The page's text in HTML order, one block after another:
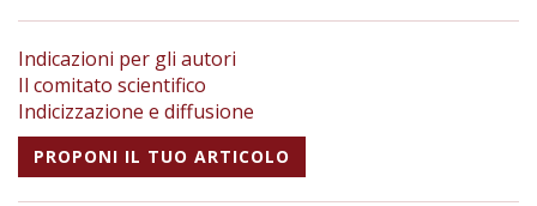
Indicazioni per gli autori
Il comitato scientifico
Indicizzazione e diffusione
PROPONI IL TUO ARTICOLO